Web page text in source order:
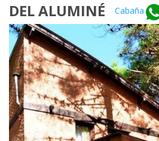
DEL ALUMINÉ Cabaña